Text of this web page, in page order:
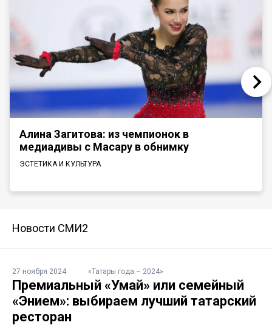
Алина Загитова: из чемпионок в
медиадивы с Масару в обнимку
ЭСТЕТИКА И КУЛЬТУРА
Новости СМИ2
27 ноября 2024 «Татары года – 2024»
Премиальный «Умай» или семейный
«Энием»: выбираем лучший татарский
ресторан